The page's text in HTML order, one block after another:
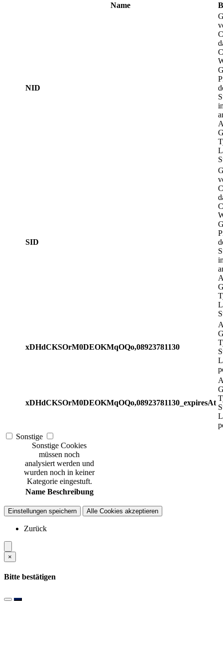
Name
NID
SID
xDHdCKSOrM0DEOKMqOQo,08923781130
xDHdCKSOrM0DEOKMqOQo,08923781130_expiresAt
Sonstige
Sonstige Cookies
müssen noch
analysiert werden und
wurden noch in keiner
Kategorie eingestuft.
Name Beschreibung
Einstellungen speichern Alle Cookies akzeptieren
Zurück
×
Bitte bestätigen